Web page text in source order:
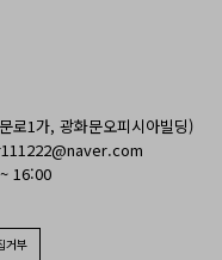
로1가, 광화문오피시아빌딩)
16:00
거부